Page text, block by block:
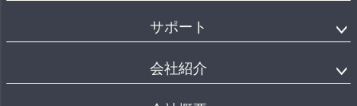
サポート
会社紹介